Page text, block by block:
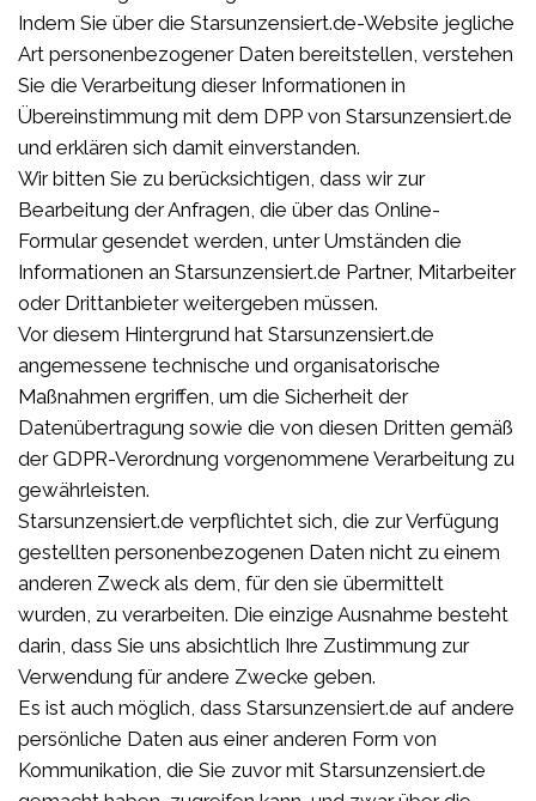
Indem Sie über die Starsunzensiert.de-Website jegliche
Art personenbezogener Daten bereitstellen, verstehen
Sie die Verarbeitung dieser Informationen in
Übereinstimmung mit dem DPP von Starsunzensiert.de
und erklären sich damit einverstanden.
Wir bitten Sie zu berücksichtigen, dass wir zur
Bearbeitung der Anfragen, die über das Online-
Formular gesendet werden, unter Umständen die
Informationen an Starsunzensiert.de Partner, Mitarbeiter
oder Drittanbieter weitergeben müssen.
Vor diesem Hintergrund hat Starsunzensiert.de
angemessene technische und organisatorische
Maßnahmen ergriffen, um die Sicherheit der
Datenübertragung sowie die von diesen Dritten gemäß
der GDPR-Verordnung vorgenommene Verarbeitung zu
gewährleisten.
Starsunzensiert.de verpflichtet sich, die zur Verfügung
gestellten personenbezogenen Daten nicht zu einem
anderen Zweck als dem, für den sie übermittelt
wurden, zu verarbeiten. Die einzige Ausnahme besteht
darin, dass Sie uns absichtlich Ihre Zustimmung zur
Verwendung für andere Zwecke geben.
Es ist auch möglich, dass Starsunzensiert.de auf andere
persönliche Daten aus einer anderen Form von
Kommunikation, die Sie zuvor mit Starsunzensiert.de